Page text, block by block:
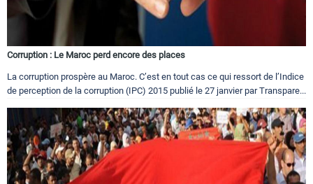
Corruption : Le Maroc perd encore des places
La corruption prospère au Maroc. C’est en tout cas ce qui ressort de l’Indice
de perception de la corruption (IPC) 2015 publié le 27 janvier par Transpare...